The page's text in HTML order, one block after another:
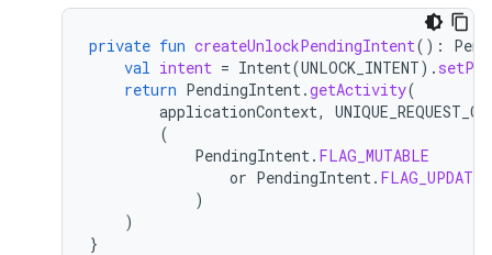
private fun createUnlockPendingIntent():
val intent = Intent(UNLOCK_INTENT).
return PendingIntent.getActivity(
applicationContext,
(
PendingIntent. FLAG_MUTABLE
or PendingIntent.
)
)
}